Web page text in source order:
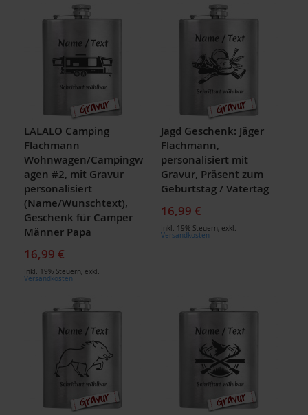
LALALO Camping
Flachmann
Wohnwagen/Campingw
agen #2, mit Gravur
personalisiert
(Name/Wunschtext),
Geschenk für Camper
Männer Papa
16,99 €
Inkl. 19% Steuern, exkl.
Versandkosten
Jagd Geschenk: Jäger
Flachmann,
personalisiert mit
Gravur, Präsent zum
Geburtstag / Vatertag
16,99 €
Inkl. 19% Steuern, exkl.
Versandkosten